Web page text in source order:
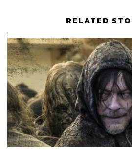
ลักษณ์นารา พักตร์เพีย
www.skybound.com/the-
lking-dead-heads-to-china-
novel/
en.wikipedia.org/wiki/
ook)
TAGS: The Walking Dead
The
zombie
RELATED